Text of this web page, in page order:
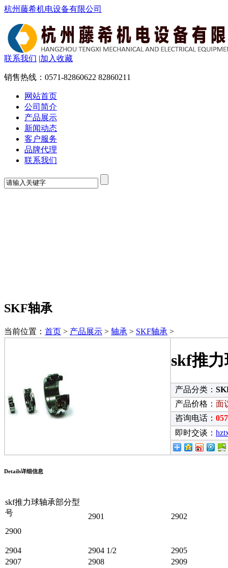
杭州藤希机电设备有限公司
联系我们 |加入收藏
销售热线： 0571-82860622 82860211
网站首页
公司简介
产品展示
新闻动态
客户服务
品牌代理
联系我们
SKF轴承
当前位置： 首页 > 产品展示 > 轴承 > SKF轴承 >
skf推
产品分类：
产品价格： 面
咨询电话：
即时交谈：
Details详细信息
skf推力球轴承部分型
号
2900
2901 2902
2904 2904 1/2
2905
2907
2908
2909